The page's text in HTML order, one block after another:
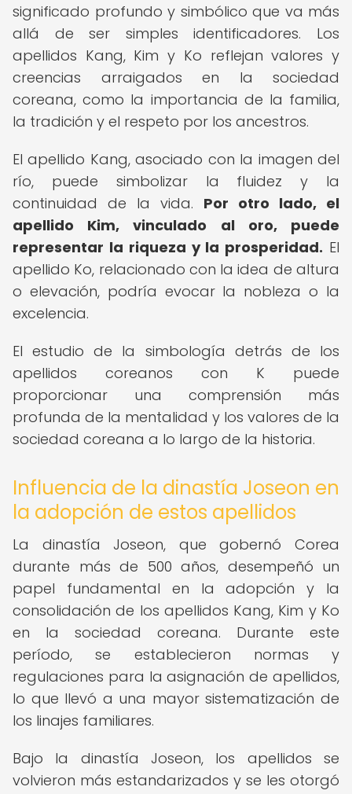
significado profundo y simbólico que va más
allá de ser simples identificadores. Los
apellidos Kang, Kim y Ko reflejan valores y
creencias arraigados en la sociedad
coreana, como la importancia de la familia,
la tradición y el respeto por los ancestros.
El apellido Kang, asociado con la imagen del
río, puede simbolizar la fluidez y la
continuidad de la vida. Por otro lado, el
apellido Kim, vinculado al oro, puede
representar la riqueza y la prosperidad. El
apellido Ko, relacionado con la idea de altura
o elevación, podría evocar la nobleza o la
excelencia.
El estudio de la simbología detrás de los
apellidos coreanos con K puede
proporcionar una comprensión más
profunda de la mentalidad y los valores de la
sociedad coreana a lo largo de la historia.
Influencia de la dinastía Joseon en
la adopción de estos apellidos
La dinastía Joseon, que gobernó Corea
durante más de 500 años, desempeñó un
papel fundamental en la adopción y la
consolidación de los apellidos Kang, Kim y Ko
en la sociedad coreana. Durante este
período, se establecieron normas y
regulaciones para la asignación de apellidos,
lo que llevó a una mayor sistematización de
los linajes familiares.
Bajo la dinastía Joseon, los apellidos se
volvieron más estandarizados y se les otorgó